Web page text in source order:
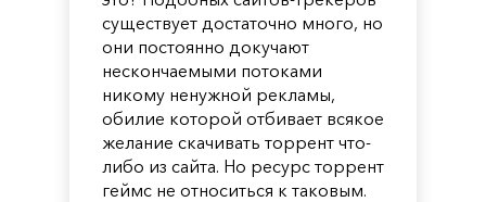
существует достаточно много, но
они постоянно докучают
нескончаемыми потоками
никому ненужной рекламы,
обилие которой отбивает всякое
желание скачивать торрент что-
либо из сайта. Но ресурс торрент
геймс не относиться к таковым.